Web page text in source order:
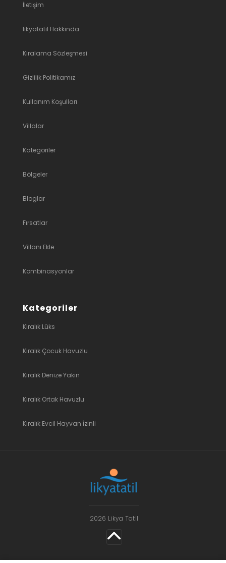
İletişim
likyatatil Hakkında
Kiralama Sözleşmesi
Gizlilik Politikamız
Kullanım Koşulları
Villalar
Kategoriler
Bölgeler
Bloglar
Fırsatlar
Villanı Ekle
Kombinasyonlar
Kategoriler
Kiralık Lüks
Kiralık Çocuk Havuzlu
Kiralık Denize Yakın
Kiralık Ortak Havuzlu
Kiralık Evcil Hayvan İzinli
2026 Likya Tatil